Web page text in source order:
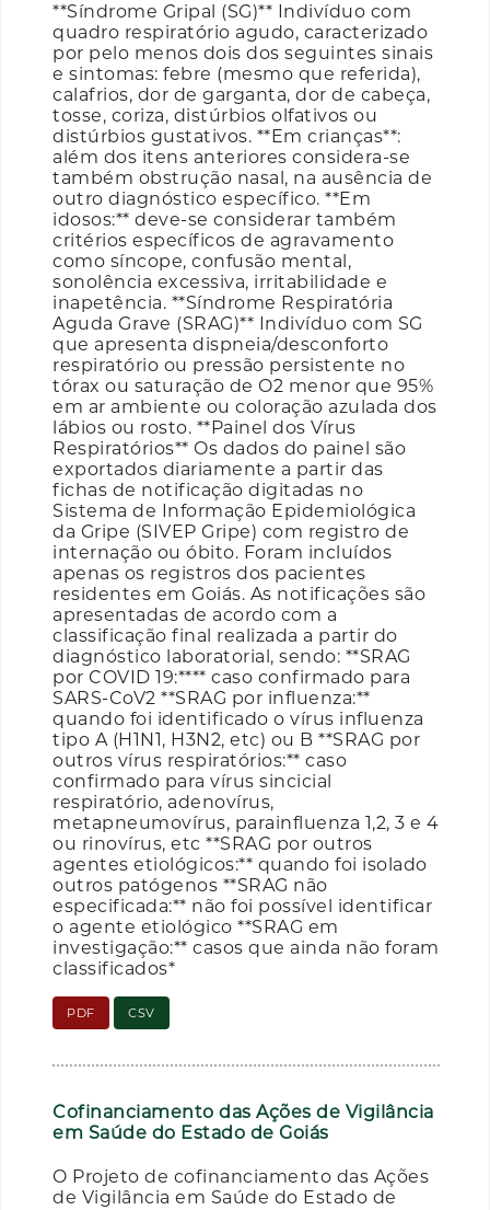
**Síndrome Gripal (SG)** Indivíduo com
quadro respiratório agudo, caracterizado
por pelo menos dois dos seguintes sinais
e sintomas: febre (mesmo que referida),
calafrios, dor de garganta, dor de cabeça,
tosse, coriza, distúrbios olfativos ou
distúrbios gustativos. **Em crianças**:
além dos itens anteriores considera-se
também obstrução nasal, na ausência de
outro diagnóstico específico. **Em
idosos:** deve-se considerar também
critérios específicos de agravamento
como síncope, confusão mental,
sonolência excessiva, irritabilidade e
inapetência. **Síndrome Respiratória
Aguda Grave (SRAG)** Indivíduo com SG
que apresenta dispneia/desconforto
respiratório ou pressão persistente no
tórax ou saturação de O2 menor que 95%
em ar ambiente ou coloração azulada dos
lábios ou rosto. **Painel dos Vírus
Respiratórios** Os dados do painel são
exportados diariamente a partir das
fichas de notificação digitadas no
Sistema de Informação Epidemiológica
da Gripe (SIVEP Gripe) com registro de
internação ou óbito. Foram incluídos
apenas os registros dos pacientes
residentes em Goiás. As notificações são
apresentadas de acordo com a
classificação final realizada a partir do
diagnóstico laboratorial, sendo: **SRAG
por COVID 19:**** caso confirmado para
SARS-CoV2 **SRAG por influenza:**
quando foi identificado o vírus influenza
tipo A (H1N1, H3N2, etc) ou B **SRAG por
outros vírus respiratórios:** caso
confirmado para vírus sincicial
respiratório, adenovírus,
metapneumovírus, parainfluenza 1,2, 3 e 4
ou rinovírus, etc **SRAG por outros
agentes etiológicos:** quando foi isolado
outros patógenos **SRAG não
especificada:** não foi possível identificar
o agente etiológico **SRAG em
investigação:** casos que ainda não foram
classificados*
PDF CSV
Cofinanciamento das Ações de Vigilância
em Saúde do Estado de Goiás
O Projeto de cofinanciamento das Ações
de Vigilância em Saúde do Estado de